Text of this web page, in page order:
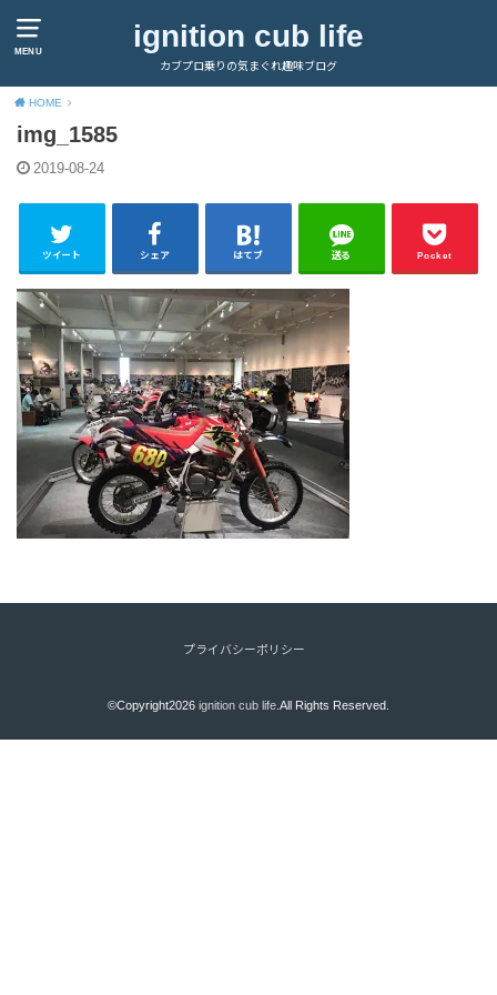
MENU ignition cub life
カブプロ乗りの気まぐれ趣味ブログ
HOME
img_1585
2019-08-24
ツイート シェア はてブ 送る Pocket
プライバシーポリシー
©Copyright2026 ignition cub life.All Rights Reserved.